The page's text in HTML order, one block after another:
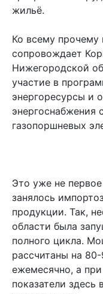
жильё.
Ко всему прочему
сопровождает
Нижегородской
участие в
энергоресурсы и
энергоснабжения
газопоршневых
Это уже не
занялось
продукции. Так,
области была
полного цикла.
рассчитаны на
ежемесячно, а
показатели